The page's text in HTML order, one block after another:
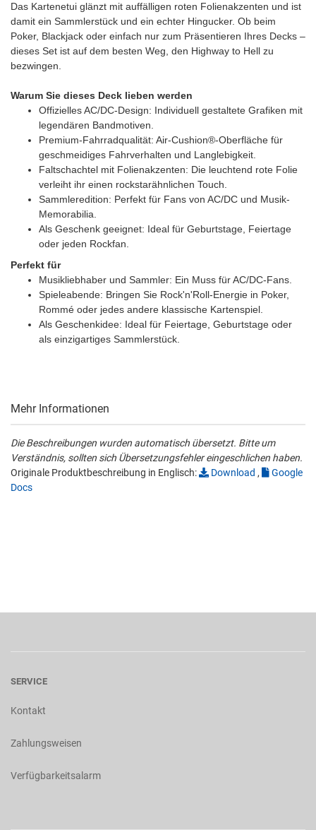
Das Kartenetui glänzt mit auffälligen roten Folienakzenten und ist
damit ein Sammlerstück und ein echter Hingucker. Ob beim
Poker, Blackjack oder einfach nur zum Präsentieren Ihres Decks –
dieses Set ist auf dem besten Weg, den Highway to Hell zu
bezwingen.
Warum Sie dieses Deck lieben werden
Offizielles AC/DC-Design: Individuell gestaltete Grafiken mit
legendären Bandmotiven.
Premium-Fahrradqualität: Air-Cushion®-Oberfläche für
geschmeidiges Fahrverhalten und Langlebigkeit.
Faltschachtel mit Folienakzenten: Die leuchtend rote Folie
verleiht ihr einen rockstarähnlichen Touch.
Sammleredition: Perfekt für Fans von AC/DC und Musik-
Memorabilia.
Als Geschenk geeignet: Ideal für Geburtstage, Feiertage
oder jeden Rockfan.
Perfekt für
Musikliebhaber und Sammler: Ein Muss für AC/DC-Fans.
Spieleabende: Bringen Sie Rock'n'Roll-Energie in Poker,
Rommé oder jedes andere klassische Kartenspiel.
Als Geschenkidee: Ideal für Feiertage, Geburtstage oder
als einzigartiges Sammlerstück.
Mehr Informationen
Die Beschreibungen wurden automatisch übersetzt. Bitte um
Verständnis, sollten sich Übersetzungsfehler eingeschlichen haben.
Originale Produktbeschreibung in Englisch:
Download ,
Google
Docs
SERVICE
Kontakt
Zahlungsweisen
Verfügbarkeitsalarm